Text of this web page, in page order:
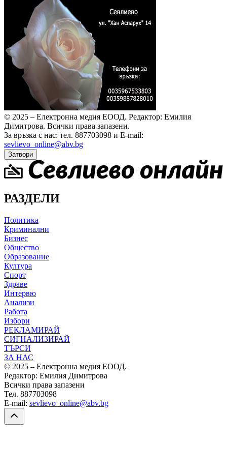
© 2025 – Електронна медия ЕООД. Редактор: Емилия
Димитрова. Всички права запазени.
За връзка с нас: тел. 887703098 и E-mail:
sevlievo_online@abv.bg
Затвори
РАЗДЕЛИ
Политика
Криминални
Бизнес
Общество
Образование
Култура
Спорт
Здраве
Интервю
Анализи
Работа
Избори
РЕКЛАМИРАЙ
СИГНАЛИЗИРАЙ
ТЪРСИ
ЗА НАС
© 2025 – Електронна медия ЕООД.
Редактор: Емилия Димитрова
Всички права запазени
Тел. 887703098
E-mail: sevlievo_online@abv.bg